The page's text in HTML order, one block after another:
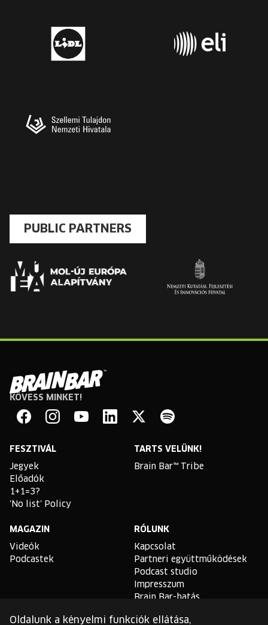
PUBLIC PARTNERS
Brain
Bar
KÖVESS MINKET!
FESZTIVÁL
Jegyek
Előadók
1+1=3?
'No list' Policy
TARTS VELÜNK!
Brain Bar™ Tribe
MAGAZIN
Videók
Podcastek
RÓLUNK
Kapcsolat
Partneri együttműködések
Podcast studio
Impresszum
Brain Bar-hatás
TLDR
Oldalunk a kényelmi funkciók ellátása,